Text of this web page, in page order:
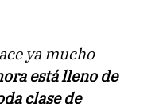
ya mucho
está lleno de
clase de